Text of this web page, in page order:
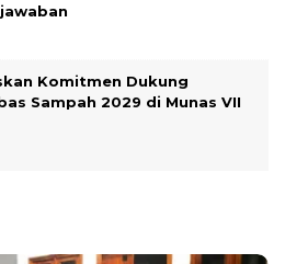
Komitmen Dukung
Sampah 2029 di Munas VII